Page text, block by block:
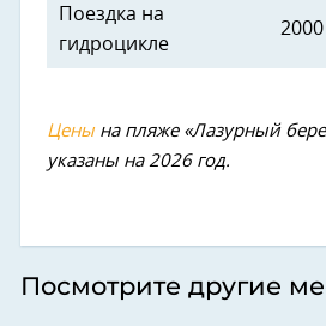
Поездка на
гидроцикле
Ценына пляже «Лазурный
указаны на 2026 год.
Посмотрите другие